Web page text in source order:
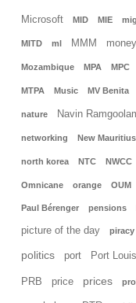
Microsoft MID MIE
MITD ml MMM money
Mozambique MPA MPC
MTPA Music MV Benita
nature Navin
networking New
north korea NTC NWCC
Omnicane orange OUM
Paul Bérenger pensions
picture of the day piracy
politics port Port Louis
PRB price prices